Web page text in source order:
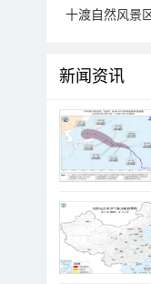
十渡自然风景
新闻资讯